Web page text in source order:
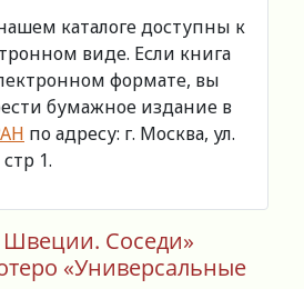
каталоге доступны к
виде. Если книга
формате, вы
бумажное издание в
по адресу: г. Москва, ул.
1.
Швеции. Соседи»
«Универсальные